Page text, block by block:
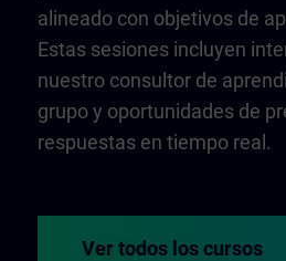
alineado con objetivos de
Estas sesiones incluyen
nuestro consultor de
grupo y oportunidades de
respuestas en tiempo real.
Ver todos los cursos